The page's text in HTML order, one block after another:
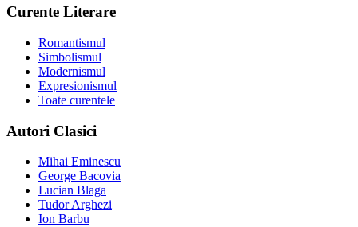
Curente Literare
Romantismul
Simbolismul
Modernismul
Expresionismul
Toate curentele
Autori Clasici
Mihai Eminescu
George Bacovia
Lucian Blaga
Tudor Arghezi
Ion Barbu